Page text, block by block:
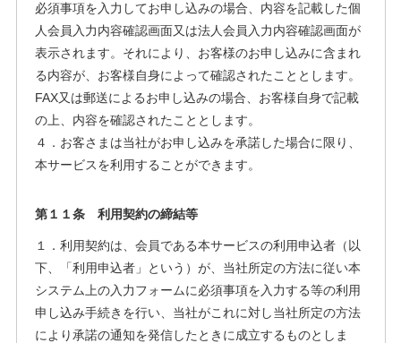
必須事項を入力してお申し込みの場合、内容を記載した個
人会員入力内容確認画面又は法人会員入力内容確認画面が
表示されます。それにより、お客様のお申し込みに含まれ
る内容が、お客様自身によって確認されたこととします。
FAX又は郵送によるお申し込みの場合、お客様自身で記載
の上、内容を確認されたこととします。
４．お客さまは当社がお申し込みを承諾した場合に限り、
本サービスを利用することができます。
第１１条 利用契約の締結等
１．利用契約は、会員である本サービスの利用申込者（以
下、「利用申込者」という）が、当社所定の方法に従い本
システム上の入力フォームに必須事項を入力する等の利用
申し込み手続きを行い、当社がこれに対し当社所定の方法
により承諾の通知を発信したときに成立するものとしま